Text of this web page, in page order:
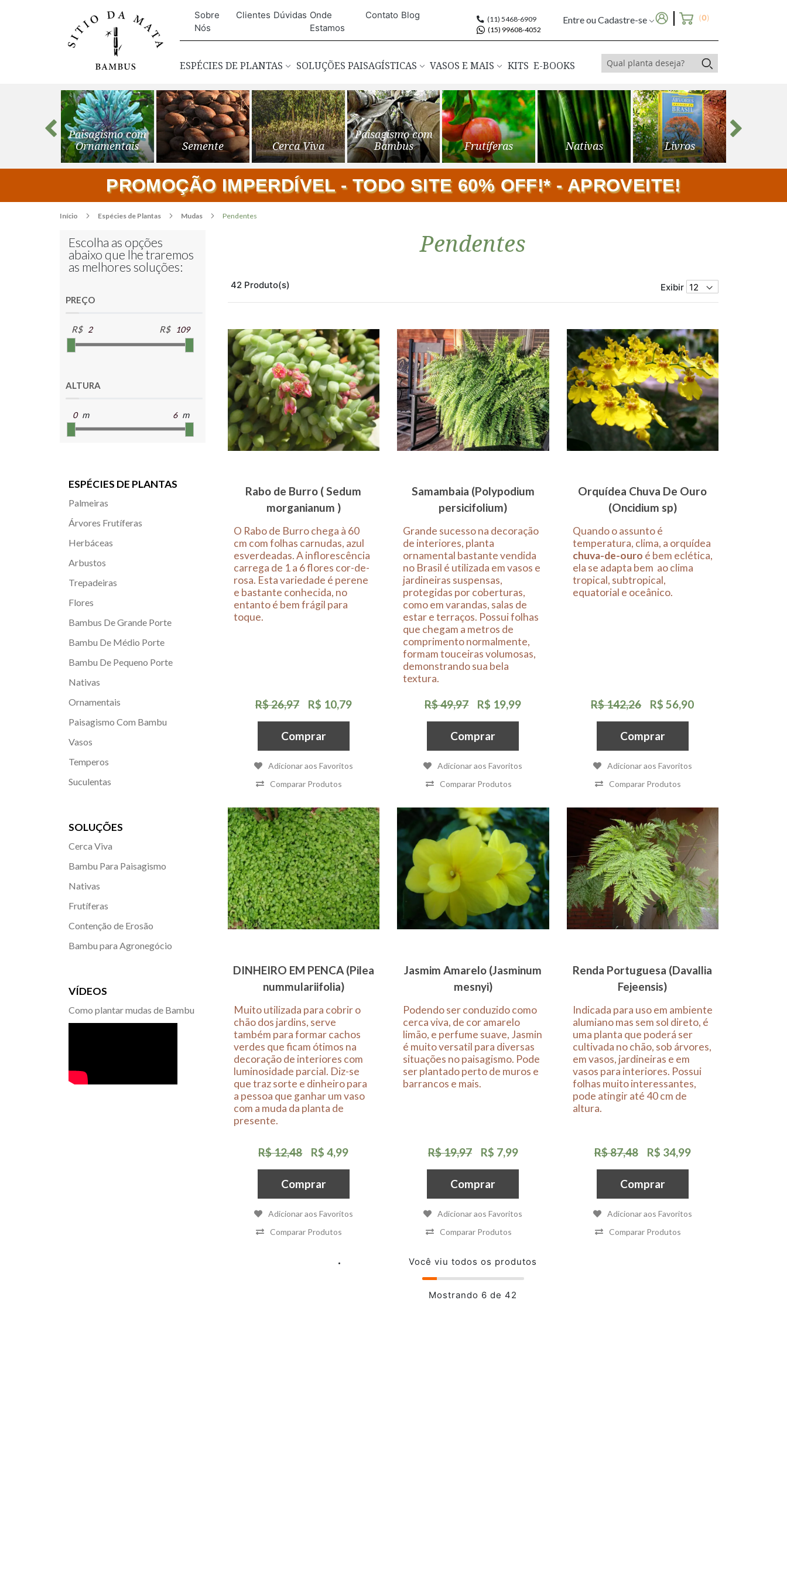
Sobre
Nós
Clientes Dúvidas Onde
Estamos
Contato Blog
(11) 5468-6909
(15) 99608-4052
Entre ou Cadastre-se (0)
ESPÉCIES DE PLANTAS SOLUÇÕES PAISAGÍSTICAS VASOS E MAIS KITS E-BOOKS
Paisagismo com
Ornamentais
Semente Cerca Viva
Paisagismo com
Bambus
Frutíferas Nativas Livros
PROMOÇÃO IMPERDÍVEL - TODO SITE 60% OFF!* - APROVEITE!
Início Espécies de Plantas Mudas Pendentes
Pendentes
42 Produto(s) Exibir
Rabo de Burro ( Sedum
morganianum )
O Rabo de Burro chega à 60
cm com folhas carnudas, azul
esverdeadas. A inflorescência
carrega de 1 a 6 flores cor-de-
rosa. Esta variedade é perene
e bastante conhecida, no
entanto é bem frágil para
toque.
R$ 26,97 R$ 10,79
Comprar
Comparar Produtos
Adicionar aos Favoritos
Samambaia (Polypodium
persicifolium)
Grande sucesso na decoração
de interiores, planta
ornamental bastante vendida
no Brasil é utilizada em vasos e
jardineiras suspensas,
protegidas por coberturas,
como em varandas, salas de
estar e terraços. Possui folhas
que chegam a metros de
comprimento normalmente,
formam touceiras volumosas,
demonstrando sua bela
textura.
R$ 49,97 R$ 19,99
Comprar
Comparar Produtos
Adicionar aos Favoritos
Orquídea Chuva De Ouro
(Oncidium sp)
Quando o assunto é
temperatura, clima, a orquídea
chuva-de-ouro é bem eclética,
ela se adapta bem ao clima
tropical, subtropical,
equatorial e oceânico.
R$ 142,26 R$ 56,90
Comprar
Comparar Produtos
Adicionar aos Favoritos
DINHEIRO EM PENCA (Pilea
nummulariifolia)
Muito utilizada para cobrir o
chão dos jardins, serve
também para formar cachos
verdes que ficam ótimos na
decoração de interiores com
luminosidade parcial. Diz-se
que traz sorte e dinheiro para
a pessoa que ganhar um vaso
com a muda da planta de
presente.
R$ 12,48 R$ 4,99
Comprar
Comparar Produtos
Adicionar aos Favoritos
Jasmim Amarelo (Jasminum
mesnyi)
Podendo ser conduzido como
cerca viva, de cor amarelo
limão, e perfume suave, Jasmin
é muito versatil para diversas
situações no paisagismo. Pode
ser plantado perto de muros e
barrancos e mais.
R$ 19,97 R$ 7,99
Comprar
Comparar Produtos
Adicionar aos Favoritos
Renda Portuguesa (Davallia
Fejeensis)
Indicada para uso em ambiente
alumiano mas sem sol direto, é
uma planta que poderá ser
cultivada no chão, sob árvores,
em vasos, jardineiras e em
vasos para interiores. Possui
folhas muito interessantes,
pode atingir até 40 cm de
altura.
R$ 87,48 R$ 34,99
Comprar
Comparar Produtos
Adicionar aos Favoritos
Você viu todos os produtos
Mostrando 6 de 42
Escolha as opções
abaixo que lhe traremos
as melhores soluções:
PREÇO
R$ R$
ALTURA
m m
ESPÉCIES DE PLANTAS
Palmeiras
Árvores Frutíferas
Herbáceas
Arbustos
Trepadeiras
Flores
Bambus De Grande Porte
Bambu De Médio Porte
Bambu De Pequeno Porte
Nativas
Ornamentais
Paisagismo Com Bambu
Vasos
Temperos
Suculentas
SOLUÇÕES
Cerca Viva
Bambu Para Paisagismo
Nativas
Frutíferas
Contenção de Erosão
Bambu para Agronegócio
VÍDEOS
Como plantar mudas de Bambu